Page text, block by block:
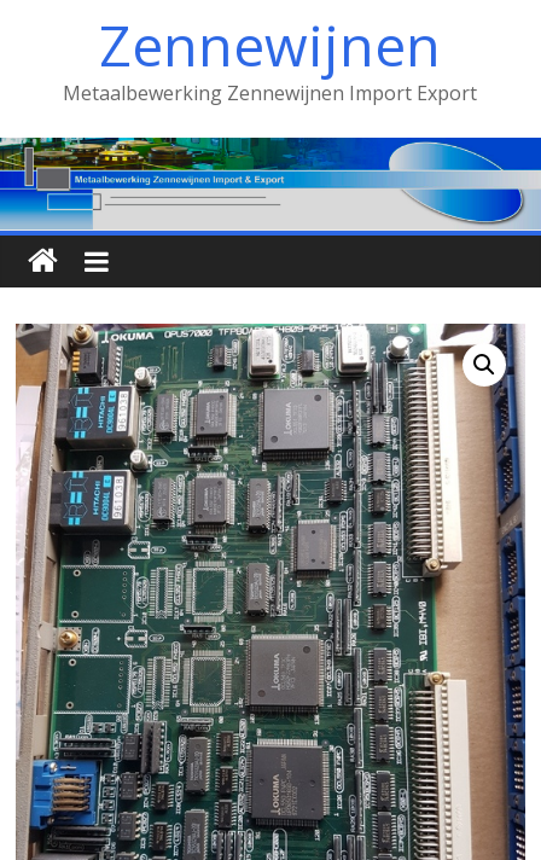
Zennewijnen
Metaalbewerking Zennewijnen Import Export